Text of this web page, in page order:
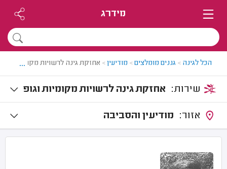
מידרג
הכל לגינה > גננים מומלצים> מודיעין> אחזקת גינה לרשויות מקומיות
...
אחזקת גינה לרשויות מקומיות וגופ
ים ציבוריים
מודיעין והסביבה